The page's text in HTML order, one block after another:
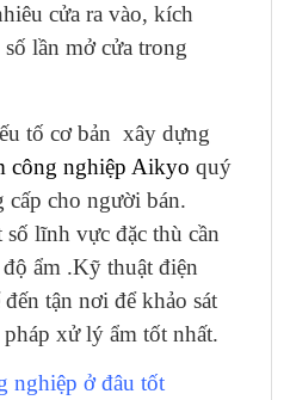
cửa ra vào, kích
lần mở cửa trong
tố cơ bản xây dựng
công nghiệp Aikyo quý
cấp cho người bán.
lĩnh vực đặc thù cần
ẩm .Kỹ thuật điện
tận nơi để khảo sát
xử lý ẩm tốt nhất.
nghiệp ở đâu tốt